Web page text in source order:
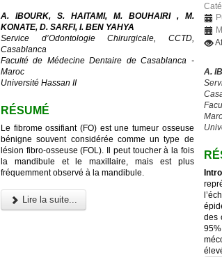
A. IBOURK, S. HAITAMI, M. BOUHAIRI , M.
KONATE, D. SARFI, I. BEN YAHYA
Service d’Odontologie Chirurgicale, CCTD,
Casablanca
Faculté de Médecine Dentaire de Casablanca -
Maroc
Université Hassan II
RÉSUMÉ
Le fibrome ossifiant (FO) est une tumeur osseuse
bénigne souvent considérée comme un type de
lésion fibro-osseuse (FOL). Il peut toucher à la fois
la mandibule et le maxillaire, mais est plus
fréquemment observé à la mandibule.
Lire la suite...
A.
des